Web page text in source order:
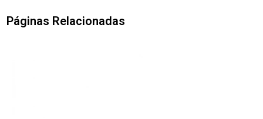
Páginas Relacionadas